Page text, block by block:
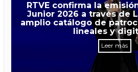
RTVE confirma la
Junior 2026 a través de
amplio catálogo de
lineales y
Leer más